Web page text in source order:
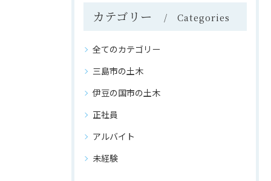
カテゴリー Categories
全てのカテゴリー
三島市の土木
伊豆の国市の土木
正社員
アルバイト
未経験